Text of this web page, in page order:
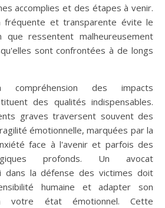
accomplies et des étapes à venir.
fréquente et transparente évite le
que ressentent malheureusement
sont confrontées à de longs
des impacts
des qualités indispensables.
graves traversent souvent des
émotionnelle, marquées par la
face à l'avenir et parfois des
profonds. Un avocat
dans la défense des victimes doit
humaine et adapter son
à votre état émotionnel. Cette